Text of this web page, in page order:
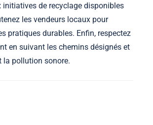
initiatives de recyclage disponibles
les vendeurs locaux pour
pratiques durables. Enfin, respectez
en suivant les chemins désignés et
la pollution sonore.